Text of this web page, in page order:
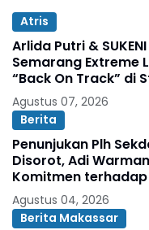
Atris
Arlida Putri &
Semarang Extreme
“Back On Track” di
Agustus 07, 2026
Berita
Penunjukan Plh
Disorot, Adi
Komitmen
Agustus 04, 2026
Berita Makassar